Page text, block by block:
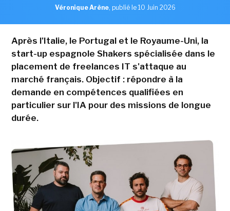
Véronique Arène, publié le 10 Juin 2026
Après l'Italie, le Portugal et le Royaume-Uni, la
start-up espagnole Shakers spécialisée dans le
placement de freelances IT s'attaque au
marché français. Objectif : répondre à la
demande en compétences qualifiées en
particulier sur l'IA pour des missions de longue
durée.